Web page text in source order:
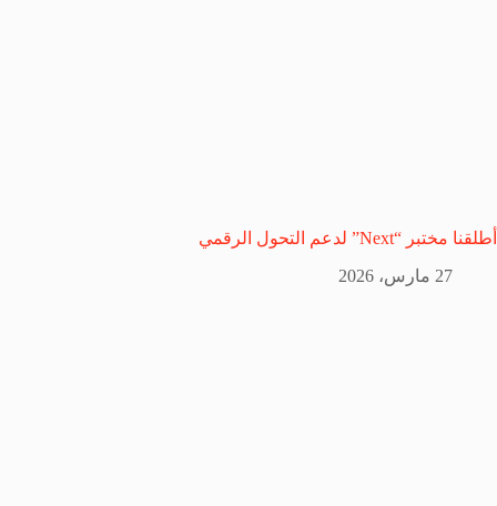
أطلقنا مختبر “Next” لدعم التحول الرقمي
27 مارس، 2026